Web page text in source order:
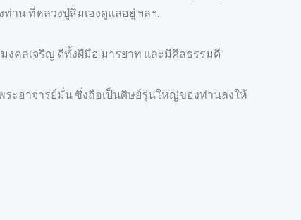
าน ที่หลวงปู่สิมเองดูแลอยู่ ฯลฯ.
คลเจริญ ดีทั้งฝีมือ มารยาท และมีศีลธรรมดี
ระอาจารย์มั่น ซึ่งถือเป็นศิษย์รุ่นใหญ่ของท่านลงให้